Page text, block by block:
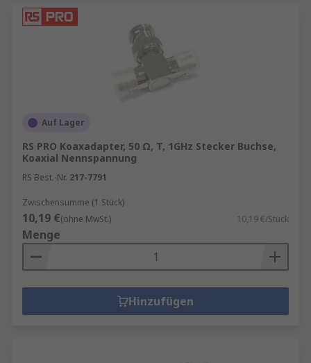
Auf Lager
RS PRO Koaxadapter, 50 Ω, T, 1GHz Stecker Buchse,
Koaxial Nennspannung
RS Best.-Nr. 217-7791
Zwischensumme (1 Stück)
10,19 €(ohne MwSt.) 10,19 €/Stück
Menge
Hinzufügen